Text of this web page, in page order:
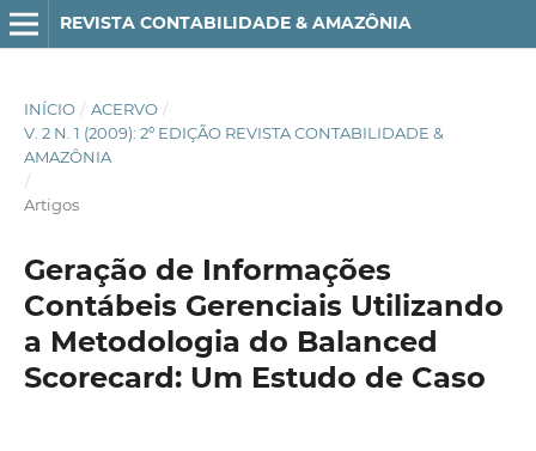
REVISTA CONTABILIDADE & AMAZÔNIA
INÍCIO / ACERVO /
V. 2 N. 1 (2009): 2º EDIÇÃO REVISTA CONTABILIDADE &
AMAZÔNIA
/
Artigos
Geração de Informações
Contábeis Gerenciais Utilizando
a Metodologia do Balanced
Scorecard: Um Estudo de Caso